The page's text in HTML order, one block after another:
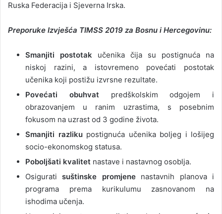
Ruska Federacija i Sjeverna Irska.
Preporuke Izvješća TIMSS 2019 za Bosnu i Hercegovinu:
Smanjiti postotak učenika čija su postignuća na
niskoj razini, a istovremeno povećati postotak
učenika koji postižu izvrsne rezultate.
Povećati obuhvatpredškolskim odgojem i
obrazovanjem u ranim uzrastima, s posebnim
fokusom na uzrast od 3 godine života.
Smanjiti razlikupostignuća učenika boljeg i lošijeg
socio-ekonomskog statusa.
Poboljšati kvalitet nastave i nastavnog osoblja.
Osiguratisuštinske promjenenastavnih planova i
programa prema kurikulumu zasnovanom na
ishodima učenja.